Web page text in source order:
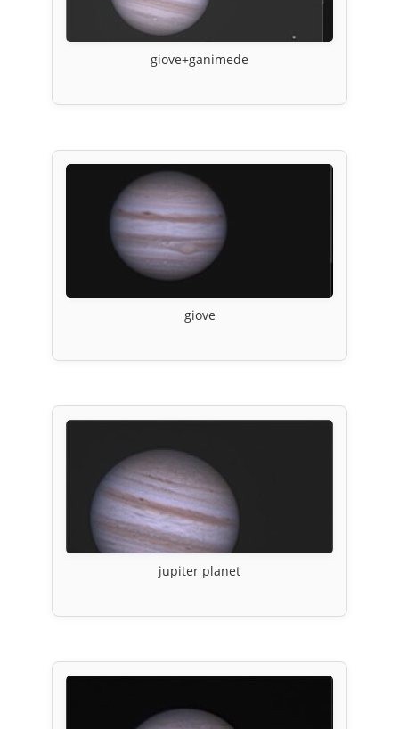
giove+ganimede
giove
jupiter planet